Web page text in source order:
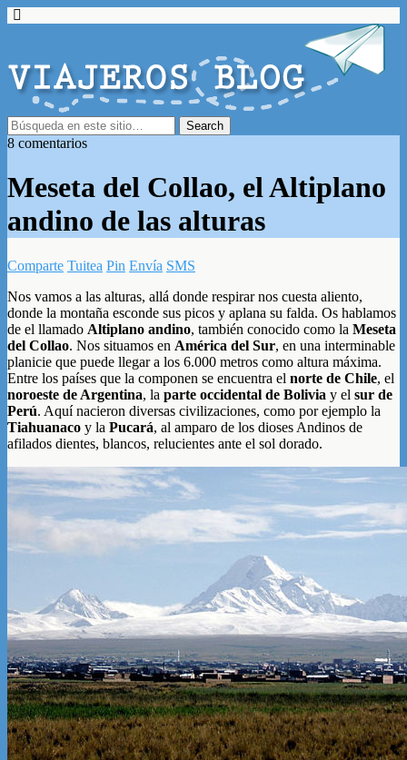
8 comentarios
Meseta del Collao, el Altiplano
andino de las alturas
Comparte Tuitea Pin Envía SMS
Nos vamos a las alturas, allá donde respirar nos cuesta aliento,
donde la montaña esconde sus picos y aplana su falda. Os hablamos
de el llamado Altiplano andino, también conocido como la Meseta
del Collao. Nos situamos en América del Sur, en una interminable
planicie que puede llegar a los 6.000 metros como altura máxima.
Entre los países que la componen se encuentra el norte de Chile, el
noroeste de Argentina, la parte occidental de Bolivia y el sur de
Perú. Aquí nacieron diversas civilizaciones, como por ejemplo la
Tiahuanaco y la Pucará, al amparo de los dioses Andinos de
afilados dientes, blancos, relucientes ante el sol dorado.